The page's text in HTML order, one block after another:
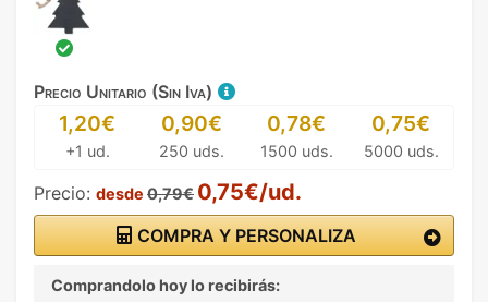
Precio Unitario (Sin Iva)
1,20€
+1 ud.
0,90€
250 uds.
0,78€
1500 uds.
0,75€
5000 uds.
Precio: desde 0,79€ 0,75€/ud.
COMPRA Y PERSONALIZA
Comprandolo hoy lo recibirás: